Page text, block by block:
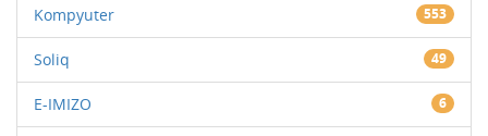
Kompyuter 553
Soliq 49
E-IMIZO 6